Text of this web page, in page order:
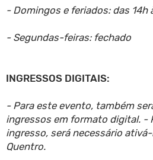
- Domingos e feriados: das 14h
- Segundas-feiras: fechado
INGRESSOS DIGITAIS:
- Para este evento, também
ingressos em formato digital. -
ingresso, será necessário
Quentro.